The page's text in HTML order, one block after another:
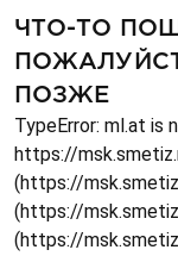
ЧТО-ТО
ПОЗЖЕ
TypeError: ml.at is
https://
(https://
(https://
(https://